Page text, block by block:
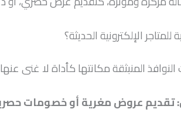
الإلكترونية الحديثة؟
المنبثقة مكانتها كأداة لا غنى عنها
عروض مغرية أو خصومات